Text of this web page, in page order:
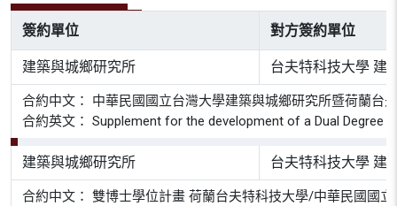
簽約單位 對方簽約單位
建築與城鄉研究所 台夫特科技大學 建
合約中文： 中華民國國立台灣大學建築與城鄉研究所暨荷蘭台
合約英文： Supplement for the development of a Dual Degree
建築與城鄉研究所 台夫特科技大學 建
合約中文： 雙博士學位計畫 荷蘭台夫特科技大學/中華民國國